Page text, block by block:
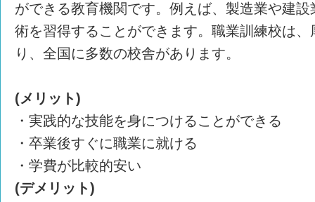
ができる教育機関です。例えば、製造業や建
術を習得することができます。職業訓練校は
り、全国に多数の校舎があります。
(メリット)
・実践的な技能を身につけることができる
・卒業後すぐに職業に就ける
・学費が比較的安い
(デメリット)